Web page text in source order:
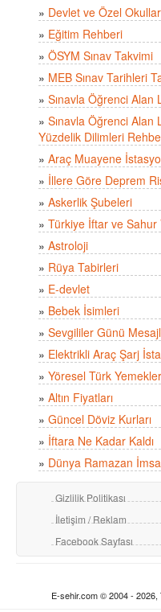
» Devlet ve Özel
» Eğitim Rehberi
» ÖSYM Sınav Takvimi
» MEB Sınav Tarihleri
» Sınavla Öğrenci Alan
» Sınavla Öğrenci Alan
Yüzdelik Dilimleri
» Araç Muayene
» İllere Göre Deprem
» Askerlik Şubeleri
» Türkiye İftar ve Sahur
» Astroloji
» Rüya Tabirleri
» E-devlet
» Bebek İsimleri
» Sevgililer Günü
» Elektrikli Araç Şarj
» Yöresel Türk
» Altın Fiyatları
» Güncel Döviz Kurları
» İftara Ne Kadar Kaldı
» Dünya Ramazan
Gizlilik Politikası
İletişim / Reklam
Facebook Sayfası
E-sehir.com © 2004 - 2026,